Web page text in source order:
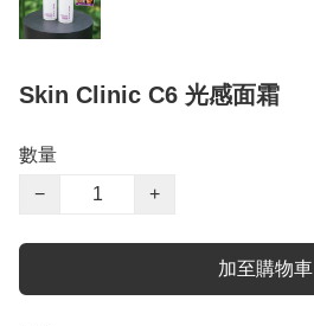
Skin Clinic C6 光感面霜
數量
−
+
加至購物車